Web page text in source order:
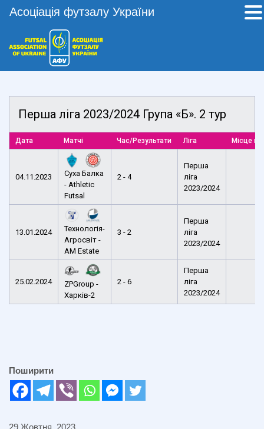
Перша ліга 2023/2024 Група «Б». 2 тур
Дата Матчі Час/Результати Ліга Місце
04.11.2023
Суха Балка
- Athletic
Futsal
2 - 4
Перша
ліга
2023/2024
13.01.2024
Технологія-
Агросвіт -
AM Estate
3 - 2
Перша
ліга
2023/2024
25.02.2024
ZPGroup -
Харків-2
2 - 6
Перша
ліга
2023/2024
Поширити
29 Жовтня, 2023
Асоціація футзалу України